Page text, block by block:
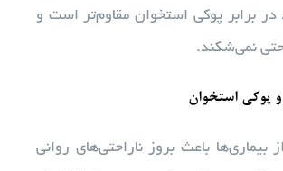
در برابر پوکی استخوان مقاوم‌تر است و
نمی‌شکند.
و پوکی استخوان
بیماری‌ها باعث بروز ناراحتی‌های روانی